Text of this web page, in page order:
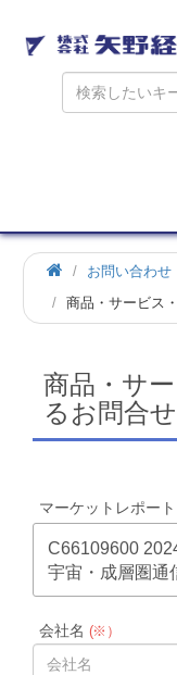
お問い合わせ
商品・サービス
商品・サ
るお問合せ
マーケットレポート
C66109600
宇宙・成層圏通
会社名 (※）